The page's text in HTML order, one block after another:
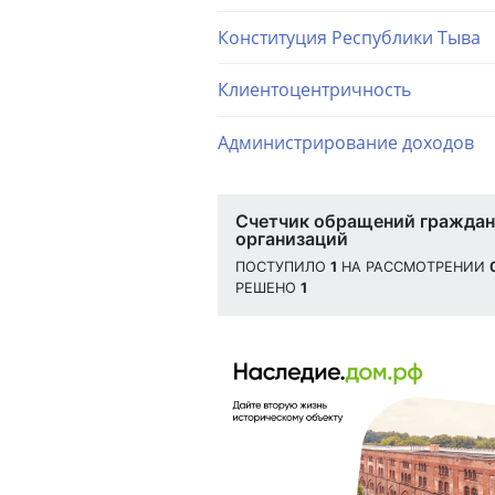
Конституция Республики Тыва
Клиентоцентричность
Администрирование доходов
Счетчик обращений
организаций
ПОСТУПИЛО 1 НА РАССМОТРЕНИИ
РЕШЕНО 1